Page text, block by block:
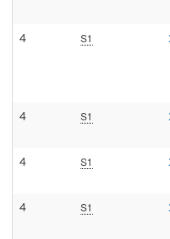
4 S1
4 S1
4 S1
4 S1